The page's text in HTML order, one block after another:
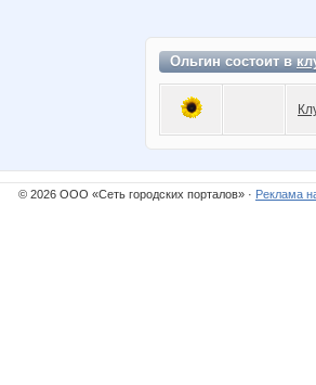
Ольгин состоит в
© 2026 ООО «Сеть городских порталов» · Реклама